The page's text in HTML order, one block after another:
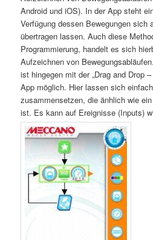
Android und iOS). In der App steht
Verfügung dessen Bewegungen sich
übertragen lassen. Auch diese
Programmierung, handelt es sich
Aufzeichnen von
ist hingegen mit der „Drag and Drop
App möglich. Hier lassen sich
zusammensetzen, die änhlich wie
ist. Es kann auf Ereignisse (Inputs)